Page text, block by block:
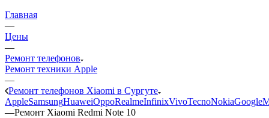
Главная
—
Цены
—
Ремонт телефонов
Ремонт техники Apple
—
Ремонт телефонов Xiaomi в Сургуте
AppleSamsungHuaweiOppoRealmeInfinixVivoTecnoNokiaGoogle
—Ремонт Xiaomi Redmi Note 10